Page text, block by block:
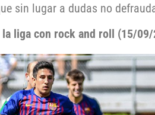
sin lugar a dudas no
la liga con rock and roll (15/